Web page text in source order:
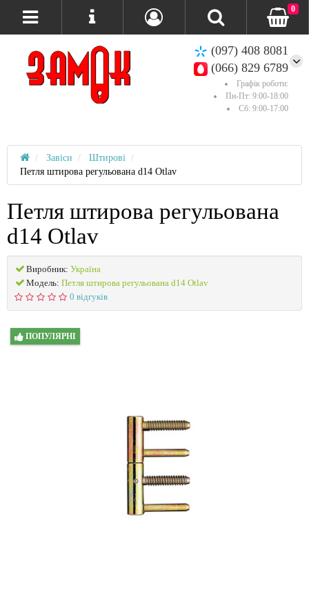
(097) 408 8081
(066) 829 6789
Графік роботи:
Пн-Пт: 9:00-18:00
Сб: 9:00-17:00
0
Завіси
Штирові
Петля штирова регульована d14 Otlav
Петля штирова регульована
d14 Otlav
Виробник: Україна
Модель: Петля штирова регульована d14 Otlav
0 відгуків
ПОПУЛЯРНІ